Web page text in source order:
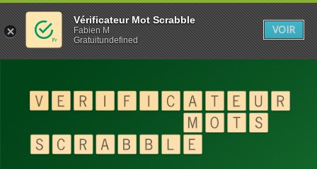
Vérificateur Mot Scrabble
Fabien M
Gratuitundefined
VOIR